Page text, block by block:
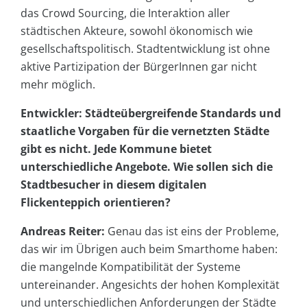
das Crowd Sourcing, die Interaktion aller
städtischen Akteure, sowohl ökonomisch wie
gesellschaftspolitisch. Stadtentwicklung ist ohne
aktive Partizipation der BürgerInnen gar nicht
mehr möglich.
Entwickler: Städteübergreifende Standards und
staatliche Vorgaben für die vernetzten Städte
gibt es nicht. Jede Kommune bietet
unterschiedliche Angebote. Wie sollen sich die
Stadtbesucher in diesem digitalen
Flickenteppich orientieren?
Andreas Reiter: Genau das ist eins der Probleme,
das wir im Übrigen auch beim Smarthome haben:
die mangelnde Kompatibilität der Systeme
untereinander. Angesichts der hohen Komplexität
und unterschiedlichen Anforderungen der Städte